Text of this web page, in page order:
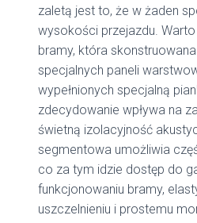
zaletą jest to, że w żaden
wysokości przejazdu.
bramy, która
specjalnych paneli
wypełnionych specjalną
zdecydowanie wpływa na
świetną izolacyjność
segmentowa umożliwia
co za tym idzie dostęp do
funkcjonowaniu bramy,
uszczelnieniu i prostemu